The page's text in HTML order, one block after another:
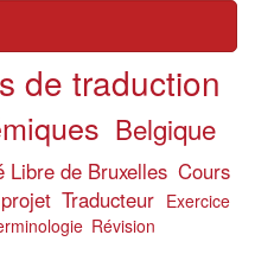
de traduction
Belgique
Libre de Bruxelles Cours
Traducteur Exercice
Révision